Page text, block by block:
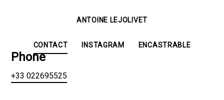
ANTOINE LEJOLIVET
CONTACT INSTAGRAM ENCASTRABLE
Phone
+33 022695525